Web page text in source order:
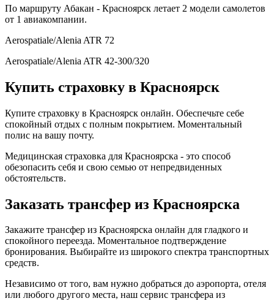
По маршруту Абакан - Красноярск летает 2 модели самолетов
от 1 авиакомпании.
Aerospatiale/Alenia ATR 72
Aerospatiale/Alenia ATR 42-300/320
Купить страховку в Красноярск
Купите страховку в Красноярск онлайн. Обеспечьте себе
спокойный отдых с полным покрытием. Моментальный
полис на вашу почту.
Медицинская страховка для Красноярска - это способ
обезопасить себя и свою семью от непредвиденных
обстоятельств.
Заказать трансфер из Красноярска
Закажите трансфер из Красноярска онлайн для гладкого и
спокойного переезда. Моментальное подтверждение
бронирования. Выбирайте из широкого спектра транспортных
средств.
Независимо от того, вам нужно добраться до аэропорта, отеля
или любого другого места, наш сервис трансфера из